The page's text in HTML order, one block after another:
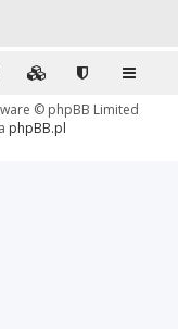
© phpBB Limited
phpBB.pl